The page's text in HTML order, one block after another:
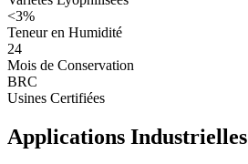
<3%
Teneur en Humidité
24
Mois de Conservation
BRC
Usines Certifiées
Applications Industrielles